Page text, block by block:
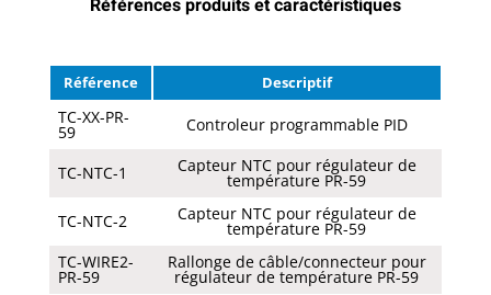
Références produits et caractéristiques
Référence Descriptif
TC-XX-PR-
59 Controleur programmable PID
TC-NTC-1 Capteur NTC pour régulateur de
température PR-59
TC-NTC-2
Capteur NTC pour régulateur de
température PR-59
TC-WIRE2-
PR-59
Rallonge de câble/connecteur pour
régulateur de température PR-59